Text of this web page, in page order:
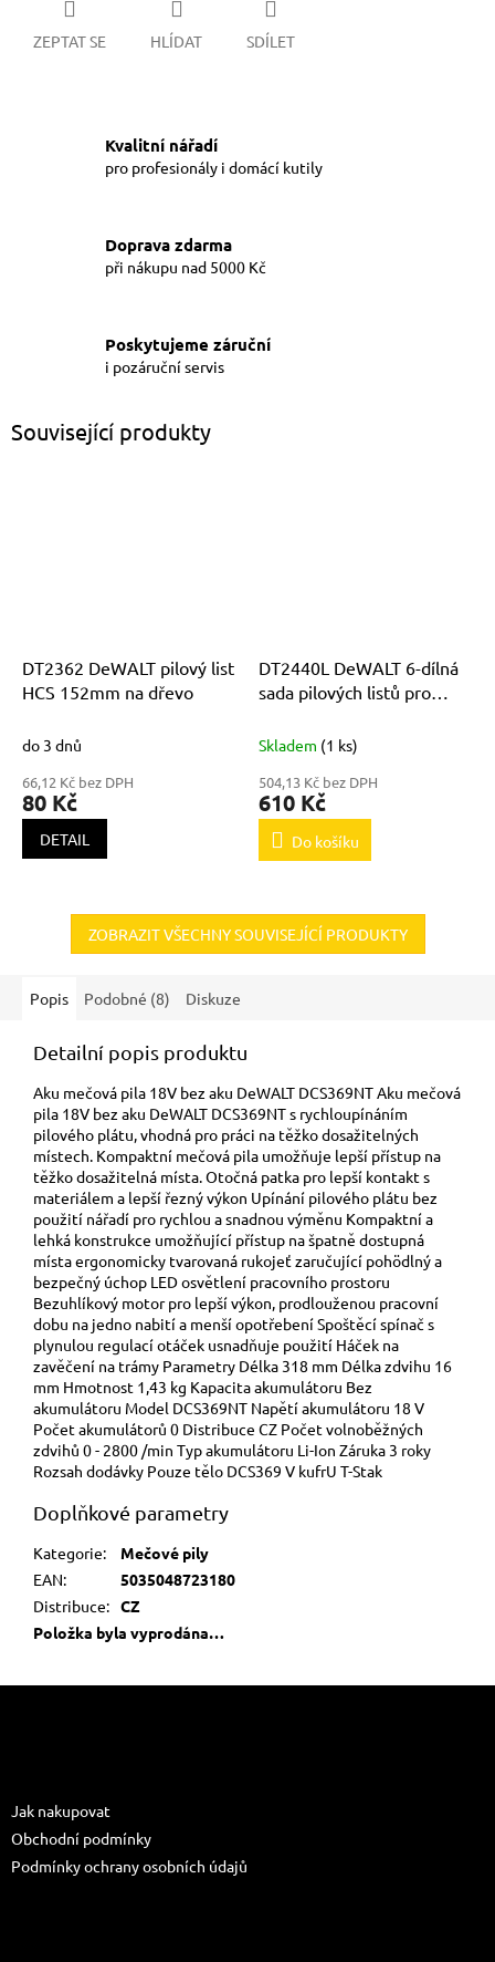
ZEPTAT SE HLÍDAT SDÍLET
Kvalitní nářadí
pro profesionály i domácí kutily
Doprava zdarma
při nákupu nad 5000 Kč
Poskytujeme záruční
i pozáruční servis
Související produkty
DT2362 DeWALT pilový list
HCS 152mm na dřevo
do 3 dnů
66,12 Kč bez DPH
80 Kč
DETAIL
DT2440L DeWALT 6-dílná
sada pilových listů pro
Skladem (1 ks)
504,13 Kč bez DPH
610 Kč
Do košíku
ZOBRAZIT VŠECHNY SOUVISEJÍCÍ PRODUKTY
Popis Podobné (8) Diskuze
Detailní popis produktu
Aku mečová pila 18V bez aku DeWALT DCS369NT Aku mečová
pila 18V bez aku DeWALT DCS369NT s rychloupínáním
pilového plátu, vhodná pro práci na těžko dosažitelných
místech. Kompaktní mečová pila umožňuje lepší přístup na
těžko dosažitelná místa. Otočná patka pro lepší kontakt s
materiálem a lepší řezný výkon Upínání pilového plátu bez
použití nářadí pro rychlou a snadnou výměnu Kompaktní a
lehká konstrukce umožňující přístup na špatně dostupná
místa ergonomicky tvarovaná rukojeť zaručující pohödlný a
bezpečný úchop LED osvětlení pracovního prostoru
Bezuhlíkový motor pro lepší výkon, prodlouženou pracovní
dobu na jedno nabití a menší opotřebení Spoštěcí spínač s
plynulou regulací otáček usnadňuje použití Háček na
zavěčení na trámy Parametry Délka 318 mm Délka zdvihu 16
mm Hmotnost 1,43 kg Kapacita akumulátoru Bez
akumulátoru Model DCS369NT Napětí akumulátoru 18 V
Počet akumulátorů 0 Distribuce CZ Počet volnoběžných
zdvihů 0 - 2800 /min Typ akumulátoru Li-Ion Záruka 3 roky
Rozsah dodávky Pouze tělo DCS369 V kufrU T-Stak
Doplňkové parametry
Kategorie:
Mečové pily
EAN:
5035048723180
Distribuce: CZ
Položka byla vyprodána…
Jak nakupovat
Obchodní podmínky
Podmínky ochrany osobních údajů